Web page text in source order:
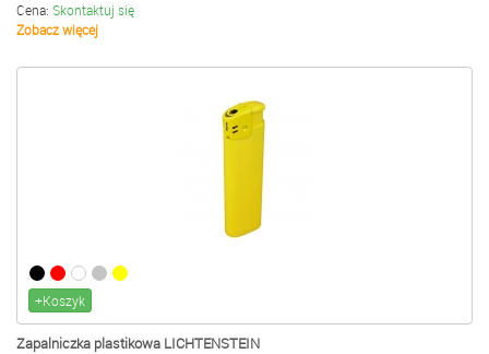
Cena: Skontaktuj się
Zobacz więcej
+Koszyk
Zapalniczka plastikowa LICHTENSTEIN